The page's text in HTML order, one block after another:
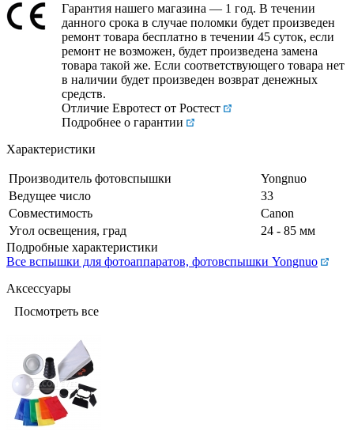
Гарантия нашего магазина — 1 год. В течении
данного срока в случае поломки будет произведен
ремонт товара бесплатно в течении 45 суток, если
ремонт не возможен, будет произведена замена
товара такой же. Если соответствующего товара нет
в наличии будет произведен возврат денежных
средств.
Отличие Евротест от Ростест
Подробнее о гарантии
Характеристики
Производитель фотовспышки
Yongnuo
Ведущее число
33
Совместимость
Canon
Угол освещения, град
24 - 85 мм
Подробные характеристики
Все вспышки для фотоаппаратов, фотовспышки Yongnuo
Аксессуары
Посмотреть все